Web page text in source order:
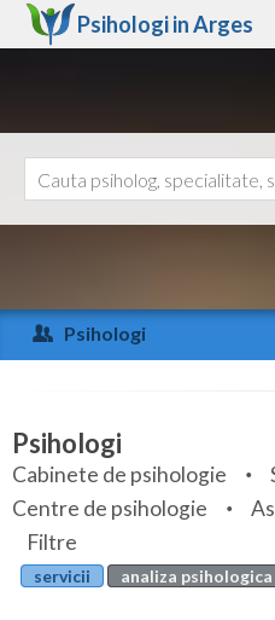
Psihologi inArges
Arad
Arges
Bihor
Bistrita-Nasaud
Botosani
Psihologi
Specialitati
Servicii
Articole
Evenimente
Psihologi
Cabinete de psihologie
Centre de psihologie
Filtre
servicii
analiza